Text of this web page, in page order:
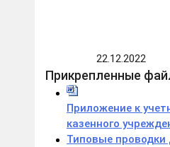
22.12.2022
Прикрепленные
Приложение к
казенного
Типовые проводки